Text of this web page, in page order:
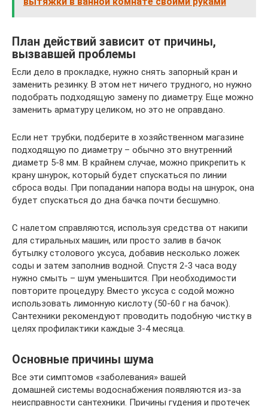
План действий зависит от причины,
вызвавшей проблемы
Если дело в прокладке, нужно снять запорный кран и
заменить резинку. В этом нет ничего трудного, но нужно
подобрать подходящую замену по диаметру. Еще можно
заменить арматуру целиком, но это не оправдано.
Если нет трубки, подберите в хозяйственном магазине
подходящую по диаметру – обычно это внутренний
диаметр 5-8 мм. В крайнем случае, можно прикрепить к
крану шнурок, который будет спускаться по линии
сброса воды. При попадании напора воды на шнурок, она
будет спускаться до дна бачка почти бесшумно.
С налетом справляются, используя средства от накипи
для стиральных машин, или просто залив в бачок
бутылку столового уксуса, добавив несколько ложек
соды и затем заполнив водной. Спустя 2-3 часа воду
нужно смыть – шум уменьшится. При необходимости
повторите процедуру. Вместо уксуса с содой можно
использовать лимонную кислоту (50-60 г на бачок).
Сантехники рекомендуют проводить подобную чистку в
целях профилактики каждые 3-4 месяца.
Основные причины шума
Все эти симптомов «заболевания» вашей
домашней системы водоснабжения появляются из-за
неисправности сантехники. Причины гудения и протечек